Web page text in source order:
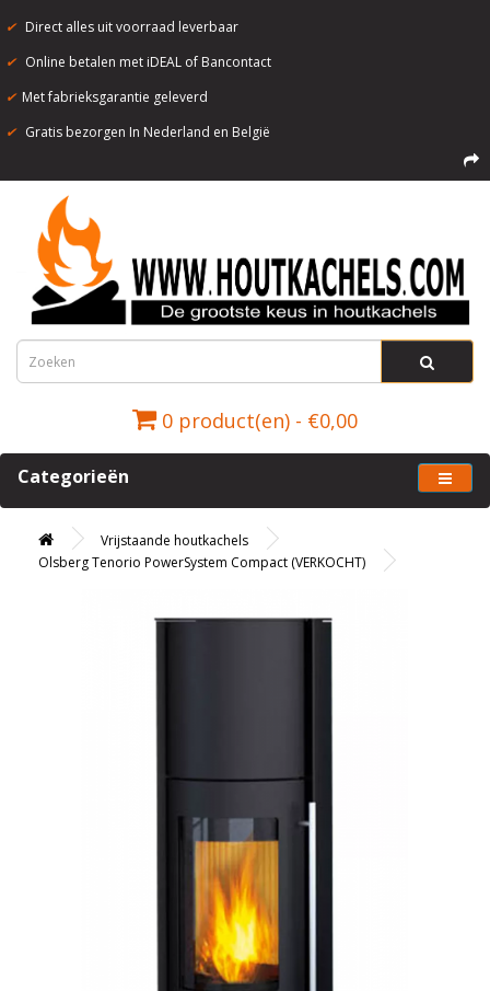
✔ Direct alles uit voorraad leverbaar
✔ Online betalen met iDEAL of Bancontact
✔ Met fabrieksgarantie geleverd
✔ Gratis bezorgen In Nederland en België
0 product(en) - €0,00
Categorieën
Vrijstaande houtkachels
Olsberg Tenorio PowerSystem Compact (VERKOCHT)